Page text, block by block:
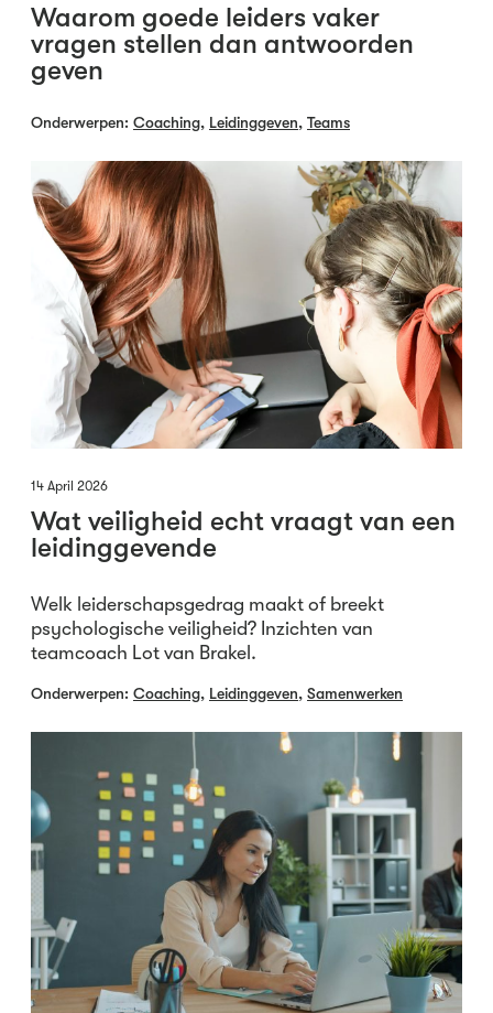
Waarom goede leiders vaker
vragen stellen dan antwoorden
geven
Onderwerpen: Coaching, Leidinggeven, Teams
14 April 2026
Wat veiligheid echt vraagt van een
leidinggevende
Welk leiderschapsgedrag maakt of breekt
psychologische veiligheid? Inzichten van
teamcoach Lot van Brakel.
Onderwerpen: Coaching, Leidinggeven, Samenwerken